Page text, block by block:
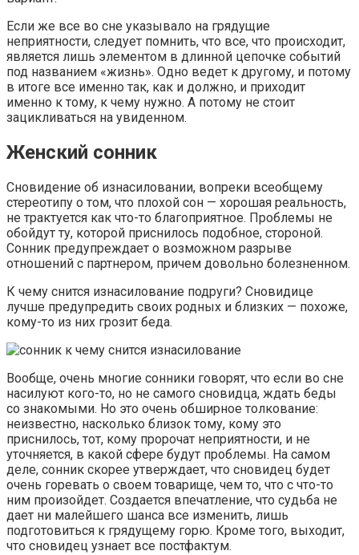
Если же все во сне указывало на грядущие
неприятности, следует помнить, что все, что происходит,
является лишь элементом в длинной цепочке событий
под названием «жизнь». Одно ведет к другому, и потому
в итоге все именно так, как и должно, и приходит
именно к тому, к чему нужно. А потому не стоит
зацикливаться на увиденном.
Женский сонник
Сновидение об изнасиловании, вопреки всеобщему
стереотипу о том, что плохой сон — хорошая реальность,
не трактуется как что-то благоприятное. Проблемы не
обойдут ту, которой приснилось подобное, стороной.
Сонник предупреждает о возможном разрыве
отношений с партнером, причем довольно болезненном.
К чему снится изнасилование подруги? Сновидице
лучше предупредить своих родных и близких — похоже,
кому-то из них грозит беда.
Вообще, очень многие сонники говорят, что если во сне
насилуют кого-то, но не самого сновидца, ждать беды
со знакомыми. Но это очень обширное толкование:
неизвестно, насколько близок тому, кому это
приснилось, тот, кому пророчат неприятности, и не
уточняется, в какой сфере будут проблемы. На самом
деле, сонник скорее утверждает, что сновидец будет
очень горевать о своем товарище, чем то, что с что-то
ним произойдет. Создается впечатление, что судьба не
дает ни малейшего шанса все изменить, лишь
подготовиться к грядущему горю. Кроме того, выходит,
что сновидец узнает все постфактум.